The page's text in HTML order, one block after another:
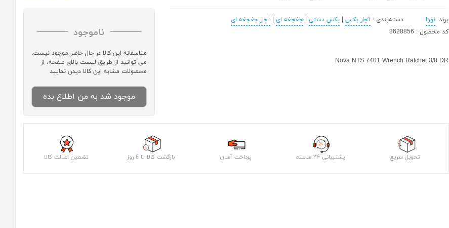
برند:نووا دسته‌بندی :آچار بکس |بکس دستی جغجغه ای |آچار جغجغه ای
کد محصول : 3628856
Nova NTS 7401 Wrench Ratchet 3/8 DR
ناموجود
متاسفانه این کالا در حال حاضر موجود نیست.
می توانید از طریق لیست بالای صفحه، از
محصولات مشابه این کالا دیدن نمایید
موجود شد به من اطلاع بده
تحویل سریع پشتیبانی ۲۴ ساعته پرداخت آسان بازگشت کالا تا 6 روز تضمین اصالت کالا